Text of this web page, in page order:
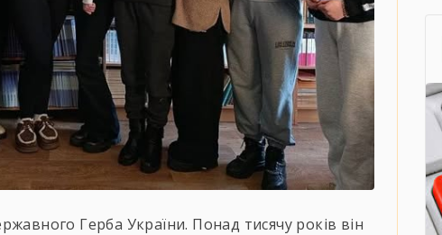
Герба України. Понад тисячу років він